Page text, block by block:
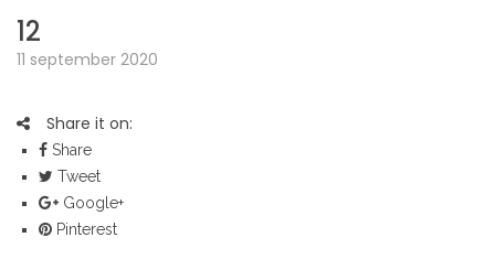
12
11 september 2020
Share it on:
Share
Tweet
Google+
Pinterest